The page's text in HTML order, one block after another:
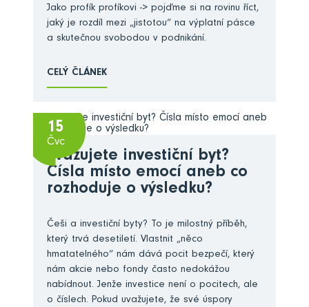
Jako profík profíkovi -> pojďme si na rovinu říct,
jaký je rozdíl mezi „jistotou“ na výplatní pásce
a skutečnou svobodou v podnikání.
CELÝ ČLÁNEK
15
Čvc
Zvažujete investiční byt?
Čísla místo emocí aneb co
rozhoduje o výsledku?
Češi a investiční byty? To je milostný příběh,
který trvá desetiletí. Vlastnit „něco
hmatatelného“ nám dává pocit bezpečí, který
nám akcie nebo fondy často nedokážou
nabídnout. Jenže investice není o pocitech, ale
o číslech. Pokud uvažujete, že své úspory